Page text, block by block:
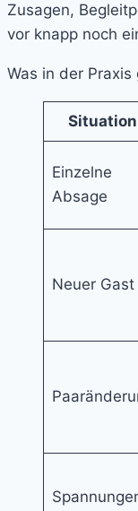
Zusagen,
vor knapp noch
Was in der
Situation
Einzelne
Absage
Neuer Gast